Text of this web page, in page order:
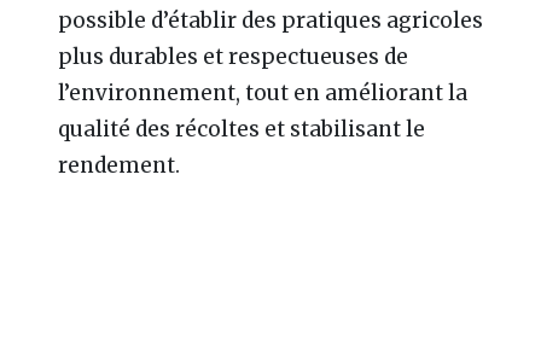
possible d’établir des pratiques agricoles
plus durables et respectueuses de
l’environnement, tout en améliorant la
qualité des récoltes et stabilisant le
rendement.